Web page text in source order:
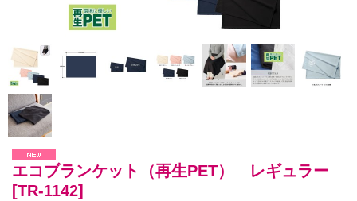
エコブランケット（再生PET） レギュラー
[TR-1142]